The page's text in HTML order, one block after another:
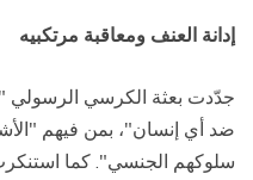
إدانة العنف ومعاقبة مرتكبيه
جدّدت بعثة الكرسي الرسولي
ضد أي إنسان"، بمن فيهم
سلوكهم الجنسي". كما